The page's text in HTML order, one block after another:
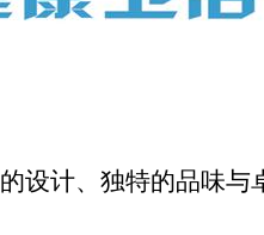
设计、独特的品味